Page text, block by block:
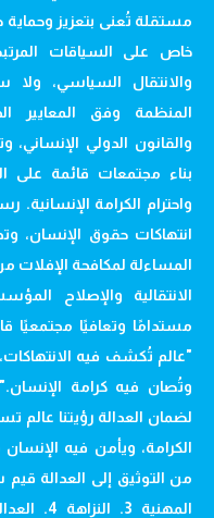
مستقلة تُعنى بتعزيز وحماية
خاص على السياقات
والانتقال السياسي،
المنظمة وفق المعايير
والقانون الدولي
بناء مجتمعات قائمة على
واحترام الكرامة
انتهاكات حقوق الإنسان،
المساءلة لمكافحة الإفلات
الانتقالية والإصلاح
مستدامًا وتعافيًا مجتمعيًا
"عالم تُكشف فيه
وتُصان فيه كرامة الإنسان."
لضمان العدالة رؤيتنا عالم
الكرامة، ويأمن فيه